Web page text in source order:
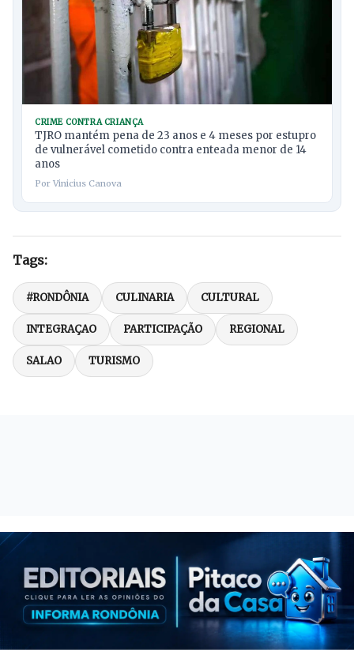
CRIME CONTRA CRIANÇA
TJRO mantém pena de 23 anos e 4 meses por estupro
de vulnerável cometido contra enteada menor de 14
anos
Por Vinicius Canova
Tags:
#RONDÔNIA CULINARIA CULTURAL
INTEGRAÇAO PARTICIPAÇÃO REGIONAL
SALAO TURISMO